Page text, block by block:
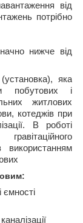
від
потрібно
нижче від
яка
побутових і
житлових
котеджів при
В роботі
використанням
ємності